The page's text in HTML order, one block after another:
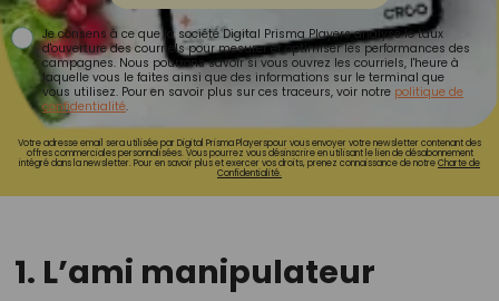
Je consens à ce que la société Digital Prisma Players analyse le taux
d'ouverture des courriels pour mesurer et optimiser les performances des
campagnes. Nous pourrons savoir si vous ouvrez les courriels, l'heure à
laquelle vous le faites ainsi que des informations sur le terminal que
vous utilisez. Pour en savoir plus sur ces traceurs, voir notre politique de
confidentialité.
Votre adresse email sera utilisée par Digital Prisma Playerspour vous envoyer votre newsletter contenant des
offres commerciales personnalisées. Vous pourrez vous désinscrire en utilisant le lien de désabonnement
intégré dans la newsletter. Pour en savoir plus et exercer vos droits, prenez connaissance de notreCharte de
Confidentialité.
1. L’ami manipulateur